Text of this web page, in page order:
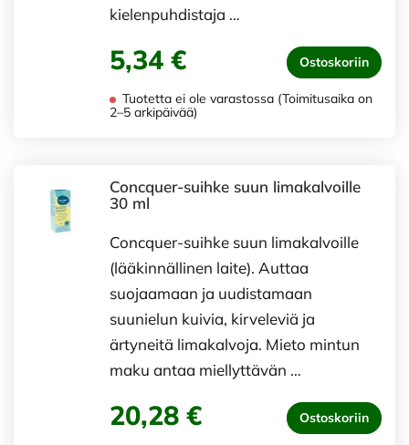
kielenpuhdistaja …
5,34 € Ostoskoriin
Tuotetta ei ole varastossa (Toimitusaika on
2–5 arkipäivää)
Concquer-suihke suun limakalvoille
30 ml
Concquer-suihke suun limakalvoille
(lääkinnällinen laite). Auttaa
suojaamaan ja uudistamaan
suunielun kuivia, kirveleviä ja
ärtyneitä limakalvoja. Mieto mintun
maku antaa miellyttävän …
20,28 € Ostoskoriin